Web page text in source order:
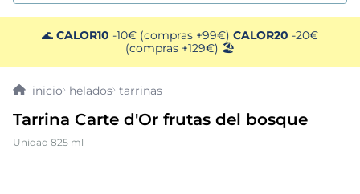
🌊 CALOR10 -10€ (compras +99€) CALOR20 -20€
(compras +129€) 🏖️
helados tarrinas
Tarrina Carte d'Or frutas del bosque
Unidad 825 ml
TÉRMINOS MÁS BUSCADOS
1. helados sirena
gambas
3 patatas